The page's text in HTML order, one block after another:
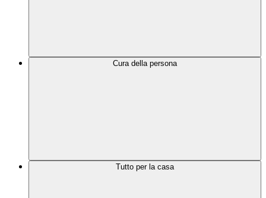
Cura della persona
Tutto per la casa